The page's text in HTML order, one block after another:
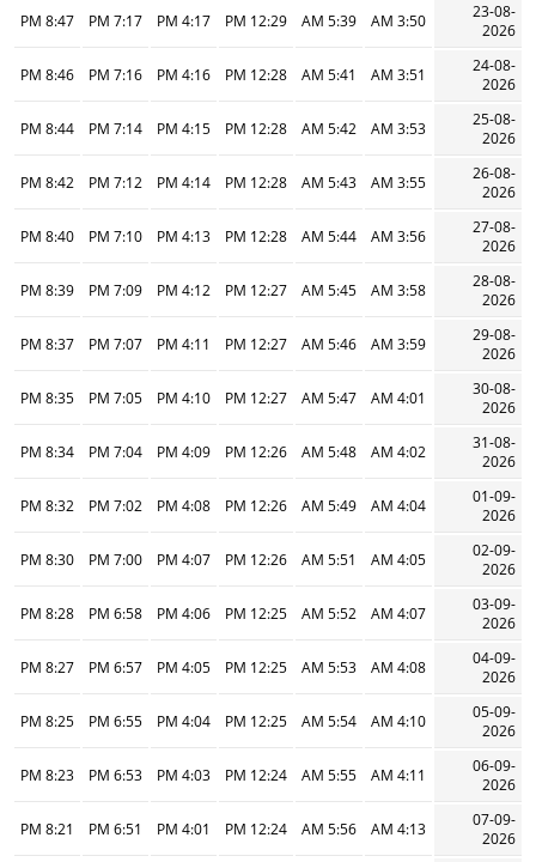
23-08-
2026
3:50 AM
5:39 AM
12:29 PM
4:17 PM
7:17 PM
8:47 PM
24-08-
2026
3:51 AM
5:41 AM
12:28 PM
4:16 PM
7:16 PM
8:46 PM
25-08-
2026
3:53 AM
5:42 AM
12:28 PM
4:15 PM
7:14 PM
8:44 PM
26-08-
2026
3:55 AM
5:43 AM
12:28 PM
4:14 PM
7:12 PM
8:42 PM
27-08-
2026
3:56 AM
5:44 AM
12:28 PM
4:13 PM
7:10 PM
8:40 PM
28-08-
2026
3:58 AM
5:45 AM
12:27 PM
4:12 PM
7:09 PM
8:39 PM
29-08-
2026
3:59 AM
5:46 AM
12:27 PM
4:11 PM
7:07 PM
8:37 PM
30-08-
2026
4:01 AM
5:47 AM
12:27 PM
4:10 PM
7:05 PM
8:35 PM
31-08-
2026
4:02 AM
5:48 AM
12:26 PM
4:09 PM
7:04 PM
8:34 PM
01-09-
2026
4:04 AM
5:49 AM
12:26 PM
4:08 PM
7:02 PM
8:32 PM
02-09-
2026
4:05 AM
5:51 AM
12:26 PM
4:07 PM
7:00 PM
8:30 PM
03-09-
2026
4:07 AM
5:52 AM
12:25 PM
4:06 PM
6:58 PM
8:28 PM
04-09-
2026
4:08 AM
5:53 AM
12:25 PM
4:05 PM
6:57 PM
8:27 PM
05-09-
2026
4:10 AM
5:54 AM
12:25 PM
4:04 PM
6:55 PM
8:25 PM
06-09-
2026
4:11 AM
5:55 AM
12:24 PM
4:03 PM
6:53 PM
8:23 PM
07-09-
2026
4:13 AM
5:56 AM
12:24 PM
4:01 PM
6:51 PM
8:21 PM